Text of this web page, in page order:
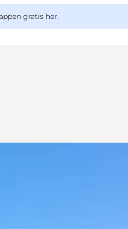
gratis her.